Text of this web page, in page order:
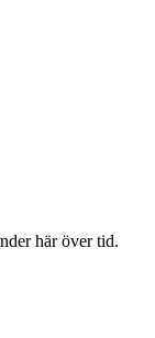
här över tid.